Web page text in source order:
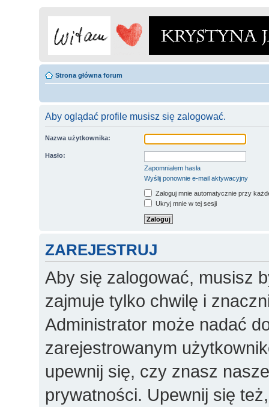
Strona główna forum
Aby oglądać profile musisz się zalogować.
Nazwa użytkownika:
Hasło:
Zapomniałem hasła
Wyślij ponownie e-mail aktywacyjny
Zaloguj mnie automatycznie przy
Ukryj mnie w tej sesji
ZAREJESTRUJ
Aby się zalogować, musisz
zajmuje tylko chwilę i
Administrator może nadać
zarejestrowanym
upewnij się, czy znasz
prywatności. Upewnij się